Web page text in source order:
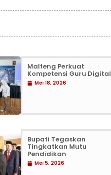
Malteng Perkuat
Kompetensi Guru Digital
Mei 18, 2026
Bupati Tegaskan
Tingkatkan Mutu
Pendidikan
Mei 5, 2026